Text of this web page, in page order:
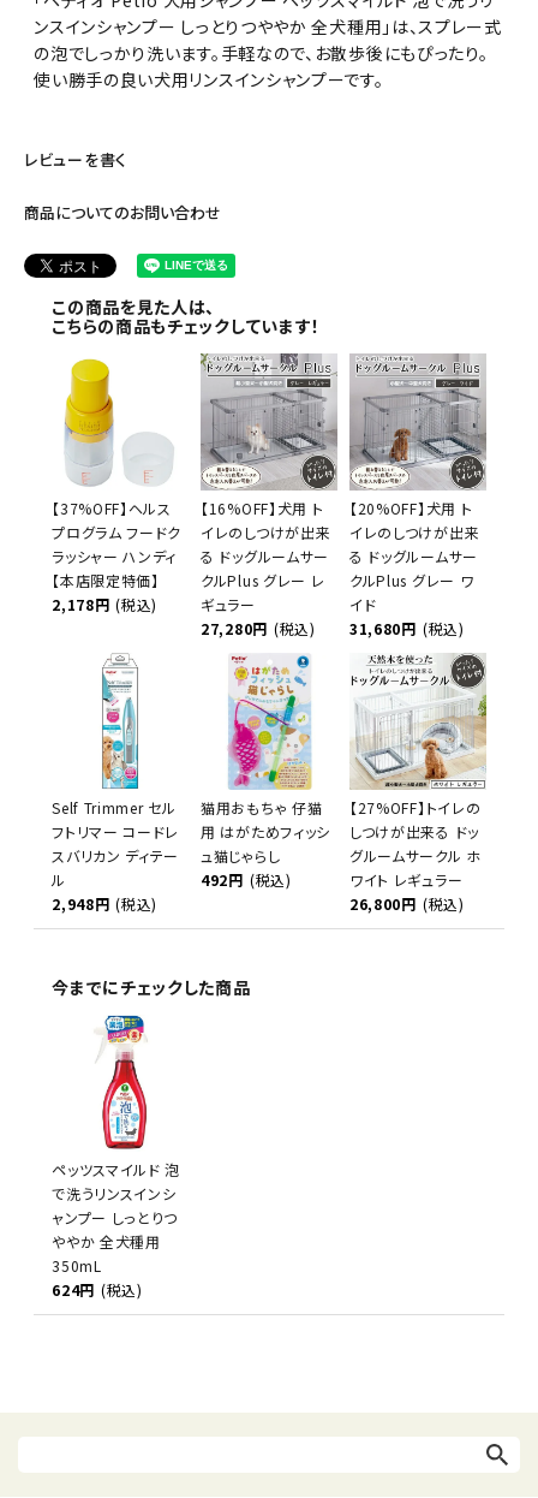
ンスインシャンプー しっとりつややか 全犬種用」は、スプレー式
の泡でしっかり洗います。手軽なので、お散歩後にもぴったり。
使い勝手の良い犬用リンスインシャンプーです。
レビューを書く
商品についてのお問い合わせ
この商品を見た人は、
こちらの商品もチェックしています！
【37%OFF】ヘルス
プログラム フードク
ラッシャー ハンディ
【本店限定特価】
2,178円 (税込)
【16%OFF】犬用 ト
イレのしつけが出来
る ドッグルームサー
クルPlus グレー レ
ギュラー
27,280円 (税込)
【20%OFF】犬用 ト
イレのしつけが出来
る ドッグルームサー
クルPlus グレー ワ
イド
31,680円 (税込)
Self Trimmer セル
フトリマー コードレ
スバリカン ディテー
ル
2,948円 (税込)
猫用おもちゃ 仔猫
用 はがためフィッシ
ュ猫じゃらし
492円 (税込)
【27%OFF】トイレの
しつけが出来る ドッ
グルームサークル ホ
ワイト レギュラー
26,800円 (税込)
今までにチェックした商品
ペッツスマイルド 泡
で洗うリンスインシ
ャンプー しっとりつ
ややか 全犬種用
350mL
624円 (税込)